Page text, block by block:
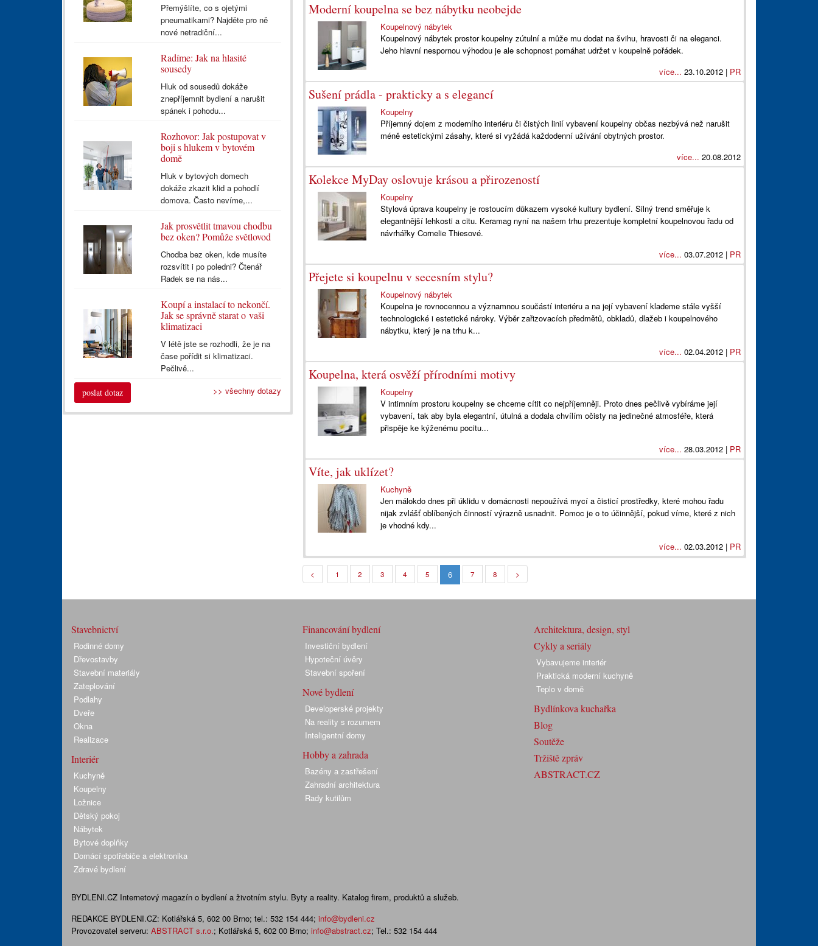
Moderní koupelna se bez nábytku neobejde
Koupelnový nábytek
Koupelnový nábytek prostor koupelny zútulní a může mu dodat na švihu, hravosti či na eleganci.
Jeho hlavní nespornou výhodou je ale schopnost pomáhat udržet v koupelně pořádek.
více... 23.10.2012 | PR
Sušení prádla - prakticky a s elegancí
Koupelny
Příjemný dojem z moderního interiéru či čistých linií vybavení koupelny občas nezbývá než narušit
méně estetickými zásahy, které si vyžádá každodenní užívání obytných prostor.
více... 20.08.2012
Kolekce MyDay oslovuje krásou a přirozeností
Koupelny
Stylová úprava koupelny je rostoucím důkazem vysoké kultury bydlení. Silný trend směřuje k
elegantnější lehkosti a citu. Keramag nyní na našem trhu prezentuje kompletní koupelnovou řadu od
návrhářky Cornelie Thiesové.
více... 03.07.2012 | PR
Přejete si koupelnu v secesním stylu?
Koupelnový nábytek
Koupelna je rovnocennou a významnou součástí interiéru a na její vybavení klademe stále vyšší
technologické i estetické nároky. Výběr zařizovacích předmětů, obkladů, dlažeb i koupelnového
nábytku, který je na trhu k...
více... 02.04.2012 | PR
Koupelna, která osvěží přírodními motivy
Koupelny
V intimním prostoru koupelny se chceme cítit co nejpříjemněji. Proto dnes pečlivě vybíráme její
vybavení, tak aby byla elegantní, útulná a dodala chvílím očisty na jedinečné atmosféře, která
přispěje ke kýženému pocitu...
více... 28.03.2012 | PR
Víte, jak uklízet?
Kuchyně
Jen málokdo dnes při úklidu v domácnosti nepoužívá mycí a čisticí prostředky, které mohou řadu
nijak zvlášť oblíbených činností výrazně usnadnit. Pomoc je o to účinnější, pokud víme, které z nich
je vhodné kdy...
více... 02.03.2012 | PR
< 1 2 3 4 5 6 7 8 >
Přemýšlíte, co s ojetými
pneumatikami? Najděte pro ně
nové netradiční...
Radíme: Jak na hlasité
sousedy
Hluk od sousedů dokáže
znepříjemnit bydlení a narušit
spánek i pohodu...
Rozhovor: Jak postupovat v
boji s hlukem v bytovém
domě
Hluk v bytových domech
dokáže zkazit klid a pohodlí
domova. Často nevíme,...
Jak prosvětlit tmavou chodbu
bez oken? Pomůže světlovod
Chodba bez oken, kde musíte
rozsvítit i po poledni? Čtenář
Radek se na nás...
Koupí a instalací to nekončí.
Jak se správně starat o vaši
klimatizaci
V létě jste se rozhodli, že je na
čase pořídit si klimatizaci.
Pečlivě...
poslat dotaz >> všechny dotazy
Stavebnictví
Rodinné domy
Dřevostavby
Stavební materiály
Zateplování
Podlahy
Dveře
Okna
Realizace
Interiér
Kuchyně
Koupelny
Ložnice
Dětský pokoj
Nábytek
Bytové doplňky
Domácí spotřebiče a elektronika
Zdravé bydlení
Financování bydlení
Investiční bydlení
Hypoteční úvěry
Stavební spoření
Nové bydlení
Developerské projekty
Na reality s rozumem
Inteligentní domy
Hobby a zahrada
Bazény a zastřešení
Zahradní architektura
Rady kutilům
Architektura, design, styl
Cykly a seriály
Vybavujeme interiér
Praktická moderní kuchyně
Teplo v domě
Bydlínkova kuchařka
Blog
Soutěže
Tržiště zpráv
ABSTRACT.CZ
BYDLENI.CZ Internetový magazín o bydlení a životním stylu. Byty a reality. Katalog firem, produktů a služeb.
REDAKCE BYDLENI.CZ: Kotlářská 5, 602 00 Brno; tel.: 532 154 444; info@bydleni.cz
Provozovatel serveru: ABSTRACT s.r.o.; Kotlářská 5, 602 00 Brno; info@abstract.cz; Tel.: 532 154 444